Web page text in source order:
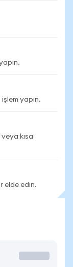
yapın.
kısa
elde edin.